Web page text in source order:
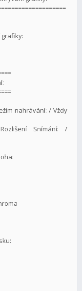
grafiky:
nahrávání: / Vždy
Snímání: /